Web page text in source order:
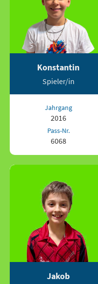
Konstantin
Spieler/in
Jahrgang
2016
Pass-Nr.
6068
Jakob